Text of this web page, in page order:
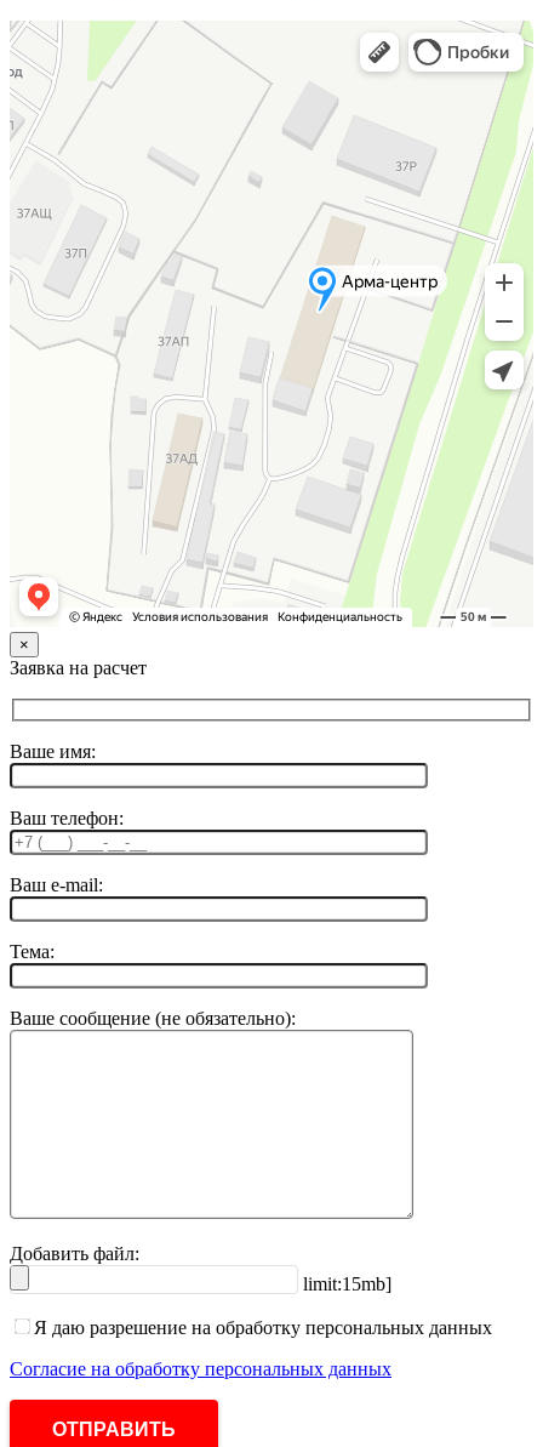
×
Заявка на расчет
Ваше имя:
Ваш телефон:
Ваш e-mail:
Тема:
Ваше сообщение (не обязательно):
Добавить файл:
limit:15mb]
Я даю разрешение на обработку персональных данных
Согласие на обработку персональных данных